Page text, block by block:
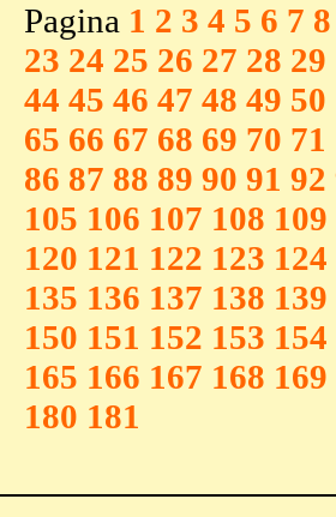
Pagina 1 2 3 4 5 6 7 8
23 24 25 26 27 28 29
44 45 46 47 48 49 50
65 66 67 68 69 70 71
86 87 88 89 90 91 92
105 106 107 108 109
120 121 122 123 124
135 136 137 138 139
150 151 152 153 154
165 166 167 168 169
180 181